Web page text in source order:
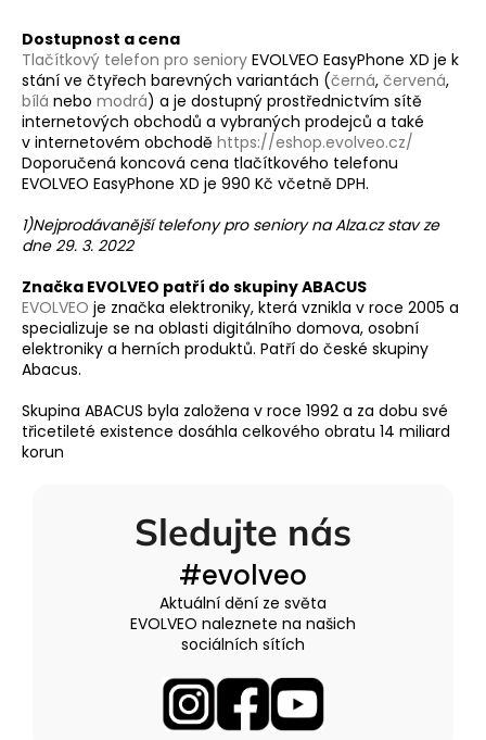
Dostupnost a cena
Tlačítkový telefon pro seniory EVOLVEO EasyPhone XD je k
stání ve čtyřech barevných variantách (černá, červená,
bílá nebo modrá) a je dostupný prostřednictvím sítě
internetových obchodů a vybraných prodejců a také
v internetovém obchodě https://eshop.evolveo.cz/
Doporučená koncová cena tlačítkového telefonu
EVOLVEO EasyPhone XD je 990 Kč včetně DPH.
1)Nejprodávanější telefony pro seniory na Alza.cz stav ze
dne 29. 3. 2022
Značka EVOLVEO patří do skupiny ABACUS
EVOLVEO je značka elektroniky, která vznikla v roce 2005 a
specializuje se na oblasti digitálního domova, osobní
elektroniky a herních produktů. Patří do české skupiny
Abacus.
Skupina ABACUS byla založena v roce 1992 a za dobu své
třicetileté existence dosáhla celkového obratu 14 miliard
korun
Sledujte nás
#evolveo
Aktuální dění ze světa
EVOLVEO naleznete na našich
sociálních sítích